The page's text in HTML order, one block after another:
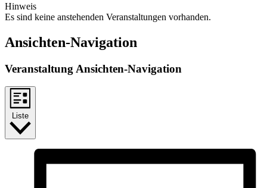
Hinweis
Es sind keine anstehenden Veranstaltungen vorhanden.
Ansichten-Navigation
Veranstaltung Ansichten-Navigation
Liste